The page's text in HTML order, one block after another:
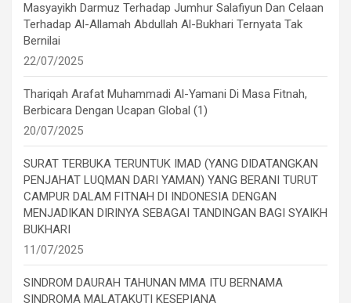
Masyayikh Darmuz Terhadap Jumhur Salafiyun Dan Celaan
Terhadap Al-Allamah Abdullah Al-Bukhari Ternyata Tak
Bernilai
22/07/2025
Thariqah Arafat Muhammadi Al-Yamani Di Masa Fitnah,
Berbicara Dengan Ucapan Global (1)
20/07/2025
SURAT TERBUKA TERUNTUK IMAD (YANG DIDATANGKAN
PENJAHAT LUQMAN DARI YAMAN) YANG BERANI TURUT
CAMPUR DALAM FITNAH DI INDONESIA DENGAN
MENJADIKAN DIRINYA SEBAGAI TANDINGAN BAGI SYAIKH
BUKHARI
11/07/2025
SINDROM DAURAH TAHUNAN MMA ITU BERNAMA
SINDROMA MALATAKUTI KESEPIANA